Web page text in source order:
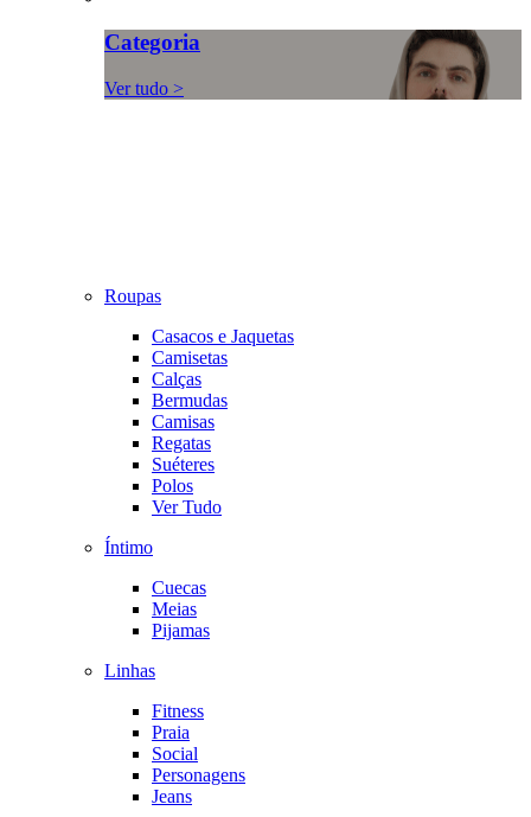
Categoria
Ver tudo >
Roupas
Casacos e Jaquetas
Camisetas
Calças
Bermudas
Camisas
Regatas
Suéteres
Polos
Ver Tudo
Íntimo
Cuecas
Meias
Pijamas
Linhas
Fitness
Praia
Social
Personagens
Jeans